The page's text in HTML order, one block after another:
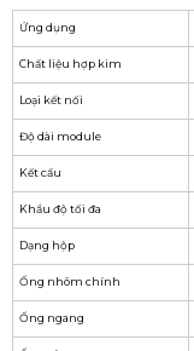
Ứng dụng
Chất liệu hợp kim
Loại kết nối
Độ dài module
Kết cấu
Khẩu độ tối đa
Dạng hộp
Ống nhôm chính
Ống ngang